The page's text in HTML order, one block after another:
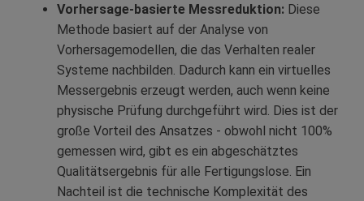
Vorhersage-basierte Messreduktion: Diese
Methode basiert auf der Analyse von
Vorhersagemodellen, die das Verhalten realer
Systeme nachbilden. Dadurch kann ein virtuelles
Messergebnis erzeugt werden, auch wenn keine
physische Prüfung durchgeführt wird. Dies ist der
große Vorteil des Ansatzes - obwohl nicht 100%
gemessen wird, gibt es ein abgeschätztes
Qualitätsergebnis für alle Fertigungslose. Ein
Nachteil ist die technische Komplexität des